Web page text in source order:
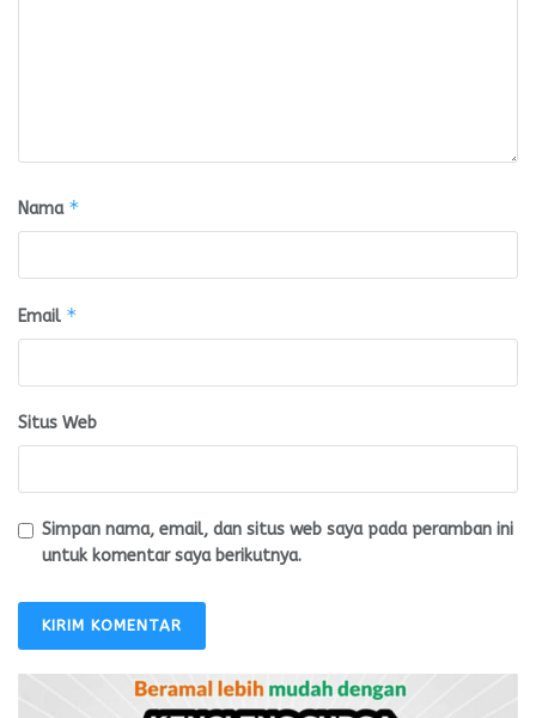
Nama *
Email *
Situs Web
Simpan nama, email, dan situs web saya pada peramban ini
untuk komentar saya berikutnya.